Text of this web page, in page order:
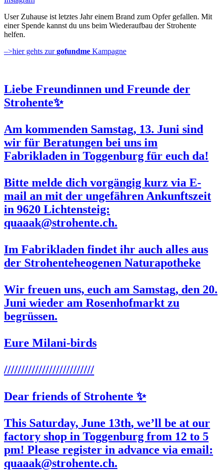
User Zuhause ist letztes Jahr einem Brand zum Opfer gefallen. Mit
einer Spende kannst du uns beim Wiederaufbau der Strohente
helfen.
–>hier gehts zurgofundme Kampagne
Liebe Freundinnen und Freunde der
Strohente✨
Am kommenden Samstag, 13. Juni sind
wir für Beratungen bei uns im
Fabrikladen in Toggenburg für euch da!
Bitte melde dich vorgängig kurz via E-
mail an mit der ungefähren Ankunftszeit
in 9620 Lichtensteig:
quaaak@strohente.ch.
Im Fabrikladen findet ihr auch alles aus
der Strohenteheogenen Naturapotheke
Wir freuen uns, euch am Samstag, den 20.
Juni wieder am Rosenhofmarkt zu
begrüssen.
Eure Milani-birds
//////////////////////////
Dear friends of Strohente ✨
This Saturday, June 13th, we’ll be at our
factory shop in Toggenburg from 12 to 5
pm! Please register in advance via email:
quaaak@strohente.ch.